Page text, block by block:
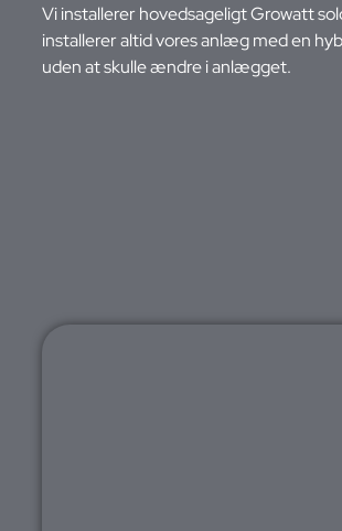
Vi installerer hovedsageligt Growatt
installerer altid vores anlæg med en
uden at skulle ændre i anlægget.